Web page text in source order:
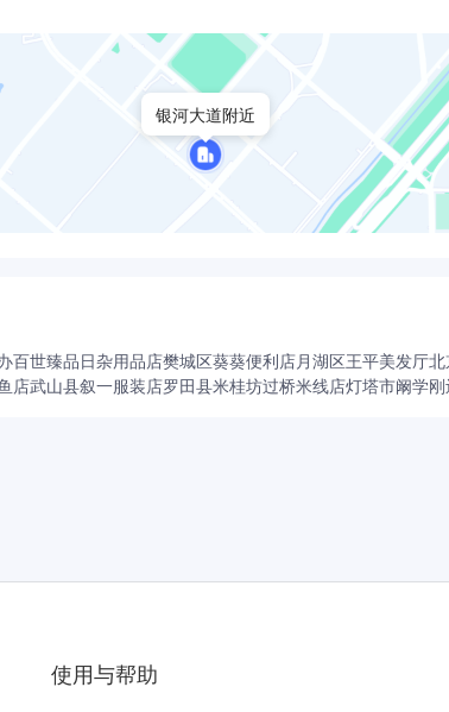
银河大道附近
百世臻品日杂用品店樊城区葵葵便利店月湖区王平美发厅
店武山县叙一服装店罗田县米桂坊过桥米线店灯塔市阚学
使用与帮助